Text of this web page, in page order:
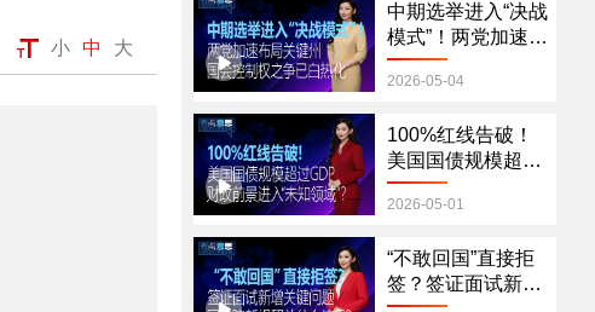
小 中 大
中期选举进入“决战
模式”！两党加速布
局关键州 国会控制
权之争白热化
2026-05-04
100%红线告破！
美国国债规模超过
GDP 财政前景进
入“未知领域”？
2026-05-01
“不敢回国”直接拒
签？签证面试新增